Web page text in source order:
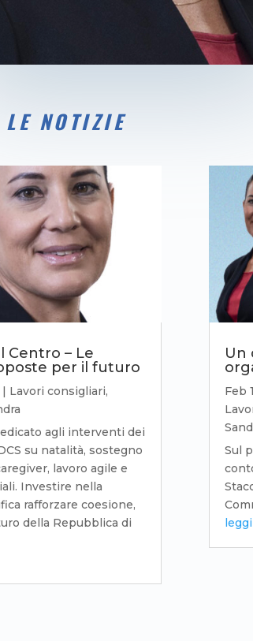
LE NOTIZIE
Centro – Le
per il futuro
Lavori consigliari,
agli interventi dei
su natalità, sostegno
lavoro agile e
Investire nella
rafforzare coesione,
della Repubblica di
Un
Feb
Sul